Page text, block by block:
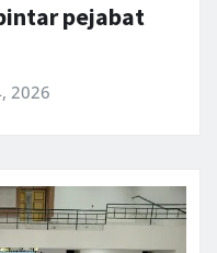
pejabat
2026